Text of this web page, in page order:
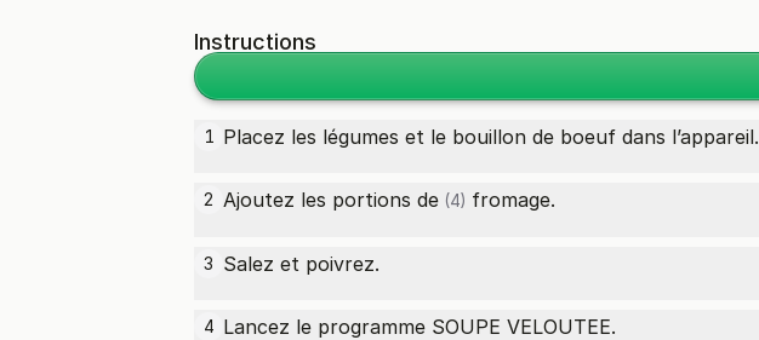
Instructions
1 Placez les légumes et le bouillon de boeuf dans l’appareil.
2 Ajoutez les portions de (4) fromage.
3 Salez et poivrez.
4 Lancez le programme SOUPE VELOUTEE.